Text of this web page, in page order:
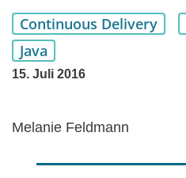
Continuous Delivery
Java
15. Juli 2016
Melanie Feldmann